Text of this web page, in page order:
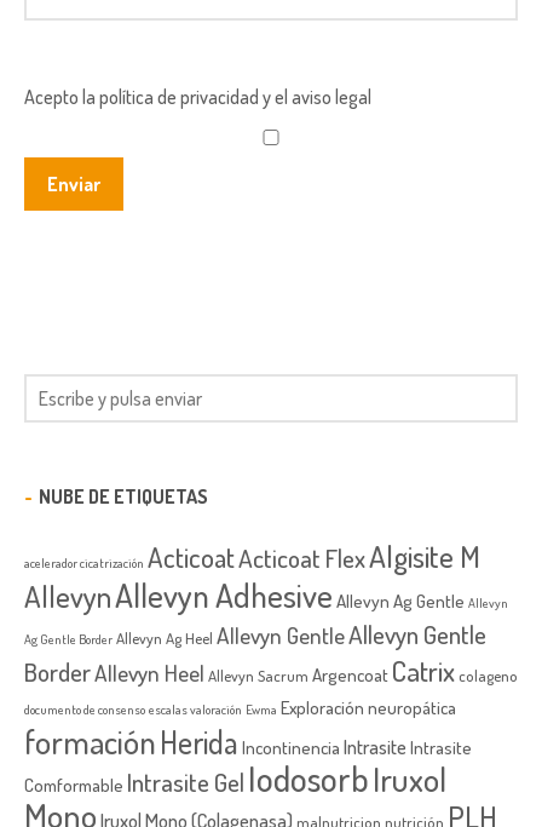
Acepto la política de privacidad y el aviso legal
NUBE DE ETIQUETAS
acelerador cicatrización ActicoatActicoat FlexAlgisite M
AllevynAllevyn Adhesive Allevyn Ag Gentle Allevyn
Ag Gentle Border Allevyn Ag Heel Allevyn GentleAllevyn Gentle
BorderAllevyn Heel Allevyn Sacrum Argencoat Catrix colageno
documento de consenso escalas valoración Ewma Exploración neuropática
formaciónHerida Incontinencia Intrasite Intrasite
Comformable Intrasite Gel IodosorbIruxol
MonoIruxol Mono (Colagenasa) malnutricion nutrición PLH